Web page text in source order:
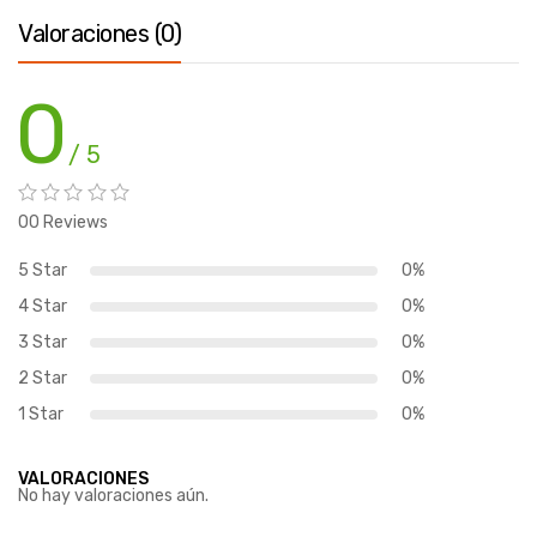
Valoraciones (0)
0 / 5
00 Reviews
5 Star
0%
4 Star
0%
3 Star
0%
2 Star
0%
1 Star
0%
VALORACIONES
No hay valoraciones aún.